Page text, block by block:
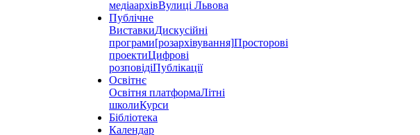
медіаархівВулиці Львова
Публічне
ВиставкиДискусійні
програми[розархівування]Просторові
проектиЦифрові
розповідіПублікації
Освітнє
Освітня платформаЛітні
школиКурси
Бібліотека
Календар